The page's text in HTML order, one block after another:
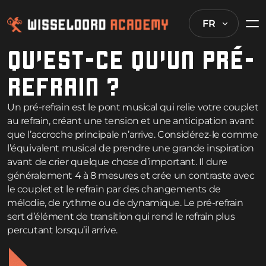
FR
QU’EST-CE QU’UN PRÉ-
REFRAIN ?
Un pré-refrain est le pont musical qui relie votre couplet
au refrain, créant une tension et une anticipation avant
que l’accroche principale n’arrive. Considérez-le comme
l’équivalent musical de prendre une grande inspiration
avant de crier quelque chose d’important. Il dure
généralement 4 à 8 mesures et crée un contraste avec
le couplet et le refrain par des changements de
mélodie, de rythme ou de dynamique. Le pré-refrain
sert d’élément de transition qui rend le refrain plus
percutant lorsqu’il arrive.